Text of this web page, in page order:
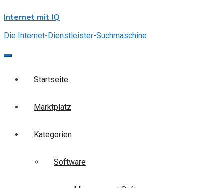
to
Internet mit IQ
Die Internet-Dienstleister-Suchmaschine
Startseite
Marktplatz
Kategorien
Software